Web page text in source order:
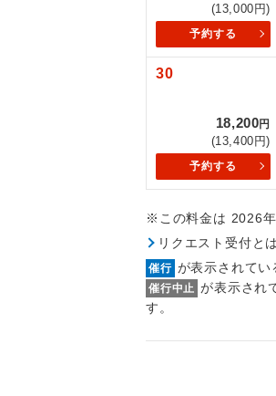
(13,000円)
予約する
30
18,200円
(13,400円)
予約する
※この料金は 2026年
リクエスト受付とは
催行 が表示されてい
催行中止 が表示され
す。